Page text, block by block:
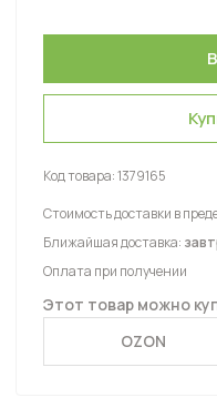
Код товара:1379165
Стоимость доставки в
Ближайшая доставка:
Оплата при получении
Этот товар можно
OZON